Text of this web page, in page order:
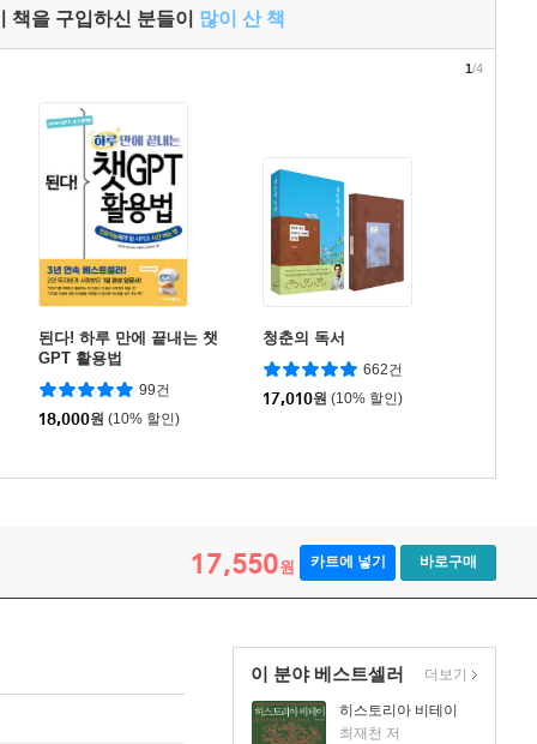
책을 구입하신 분들이 많이 산 책
된다! 하루 만에 끝내는 챗
GPT 활용법
99건
18,000원 (10% 할인)
청춘의 독서
662건
17,010원 (10% 할인)
1/4
17,550원 카트에 넣기 바로구매
이 분야 베스트셀러
히스토리아 비테이
최재천 저
더보기